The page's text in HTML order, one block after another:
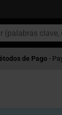
de Pago -